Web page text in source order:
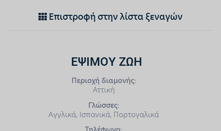
Επιστροφή στην λίστα ξεναγών
ΕΨΙΜΟΥ ΖΩΗ
Περιοχή διαμονής:
Αττική
Γλώσσες:
Αγγλικά, Ισπανικά, Πορτογαλικά